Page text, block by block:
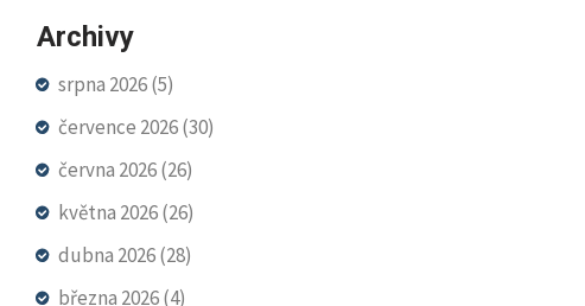
Archivy
srpna 2026(5)
července 2026(30)
června 2026(26)
května 2026(26)
dubna 2026(28)
března 2026(4)